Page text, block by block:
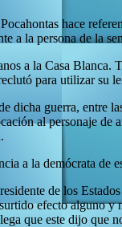
hace
a la persona de la
a la Casa Blanca.
para utilizar su
dicha guerra, entre
al personaje
a la demócrata de
de los
efecto alguno
que este dijo que